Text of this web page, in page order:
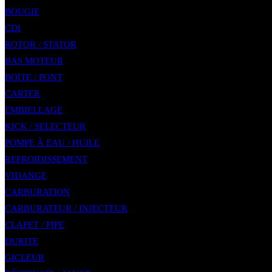
BOUGIE
CDI
ROTOR / STATOR
BAS MOTEUR
BOITE / PONT
CARTER
EMBIELLAGE
KICK / SELECTEUR
POMPE À EAU / HUILE
REFROIDISSEMENT
VIDANGE
CARBURATION
CARBURATEUR / INJECTEUR
CLAPET / PIPE
DURITE
GICLEUR